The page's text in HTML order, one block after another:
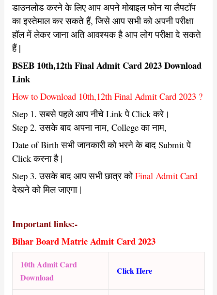
डाउनलोड करने के लिए आप अपने मोबाइल फोन या लैपटॉप
का इस्तेमाल कर सकते हैं, जिसे आप सभी को अपनी परीक्षा
हॉल में लेकर जाना अति आवश्यक है आप लोग परीक्षा दे सकते
हैं |
BSEB 10th,12th Final Admit Card 2023 Download
Link
How to Download 10th,12th Final Admit Card 2023 ?
Step 1. सबसे पहले आप नीचे Link पे Click करे।
Step 2. उसके बाद अपना नाम, College का नाम,
Date of Birth सभी जानकारी को भरने के बाद Submit पे
Click करना है |
Step 3. उसके बाद आप सभी छात्र कोFinal Admit Card
देखने को मिल जाएगा |
Important links:-
Bihar Board Matric Admit Card 2023
10th Admit Card
Download
Click Here